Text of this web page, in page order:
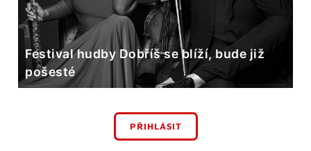
Festival hudby Dobříš se blíží, bude již
pošesté
PŘIHLÁSIT